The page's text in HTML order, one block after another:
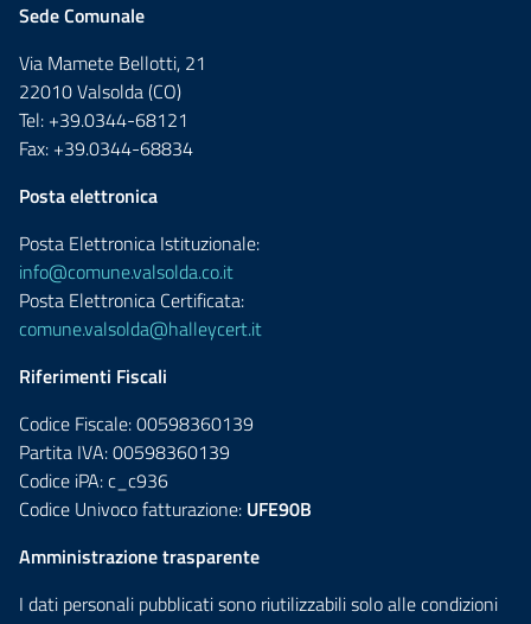
Sede Comunale
Via Mamete Bellotti, 21
22010 Valsolda (CO)
Tel: +39.0344-68121
Fax: +39.0344-68834
Posta elettronica
Posta Elettronica Istituzionale:
info@comune.valsolda.co.it
Posta Elettronica Certificata:
comune.valsolda@halleycert.it
Riferimenti Fiscali
Codice Fiscale: 00598360139
Partita IVA: 00598360139
Codice iPA: c_c936
Codice Univoco fatturazione: UFE90B
Amministrazione trasparente
I dati personali pubblicati sono riutilizzabili solo alle condizioni